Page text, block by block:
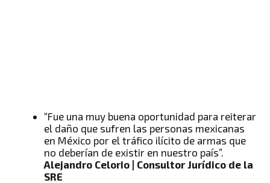
“Fue una muy buena oportunidad para reiterar
el daño que sufren las personas mexicanas
en México por el tráfico ilícito de armas que
no deberían de existir en nuestro país”.
Alejandro Celorio | Consultor Jurídico de la
SRE